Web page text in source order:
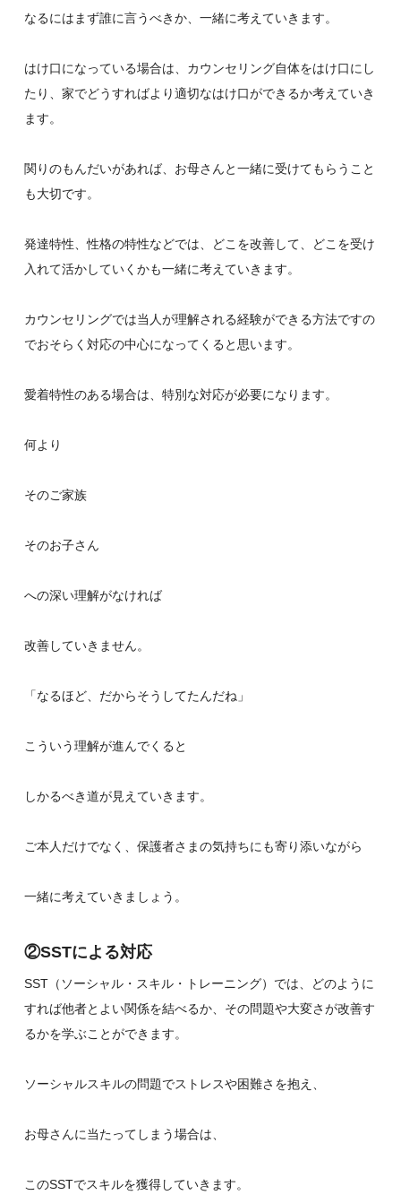
なるにはまず誰に言うべきか、一緒に考えていきます。
はけ口になっている場合は、カウンセリング自体をはけ口にし
たり、家でどうすればより適切なはけ口ができるか考えていき
ます。
関りのもんだいがあれば、お母さんと一緒に受けてもらうこと
も大切です。
発達特性、性格の特性などでは、どこを改善して、どこを受け
入れて活かしていくかも一緒に考えていきます。
カウンセリングでは当人が理解される経験ができる方法ですの
でおそらく対応の中心になってくると思います。
愛着特性のある場合は、特別な対応が必要になります。
何より
そのご家族
そのお子さん
への深い理解がなければ
改善していきません。
「なるほど、だからそうしてたんだね」
こういう理解が進んでくると
しかるべき道が見えていきます。
ご本人だけでなく、保護者さまの気持ちにも寄り添いながら
一緒に考えていきましょう。
②SSTによる対応
SST（ソーシャル・スキル・トレーニング）では、どのように
すれば他者とよい関係を結べるか、その問題や大変さが改善す
るかを学ぶことができます。
ソーシャルスキルの問題でストレスや困難さを抱え、
お母さんに当たってしまう場合は、
このSSTでスキルを獲得していきます。